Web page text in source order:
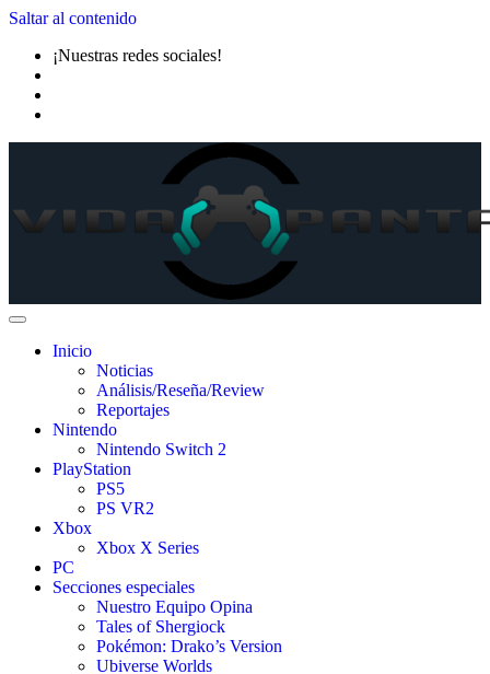
Saltar al contenido
¡Nuestras redes sociales!
Inicio
Noticias
Análisis/Reseña/Review
Reportajes
Nintendo
Nintendo Switch 2
PlayStation
PS5
PS VR2
Xbox
Xbox X Series
PC
Secciones especiales
Nuestro Equipo Opina
Tales of Shergiock
Pokémon: Drako’s Version
Ubiverse Worlds